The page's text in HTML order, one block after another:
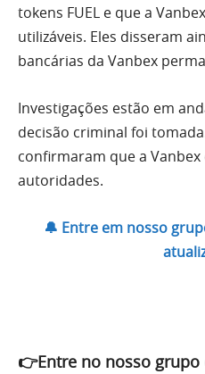
tokens FUEL e que a
utilizáveis. Eles disseram
bancárias da Vanbex
Investigações estão em
decisão criminal foi
confirmaram que a
autoridades.
🔔 Entre em nosso
👉Entre no nosso grupo